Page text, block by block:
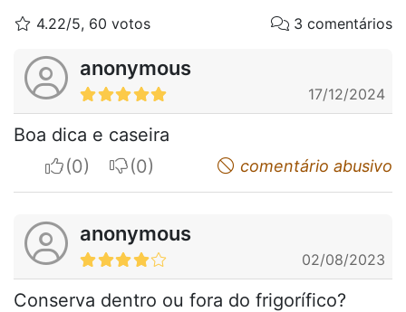
4.22/5, 60 votos 3 comentários
anonymous
17/12/2024
Boa dica e caseira
I apreciateI do not appreciatecomentário abusivo
anonymous
02/08/2023
Conserva dentro ou fora do frigorífico?